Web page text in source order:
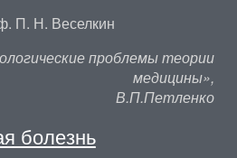
П. Н. Веселкин
проблемы теории
медицины»,
В.П.Петленко
болезнь